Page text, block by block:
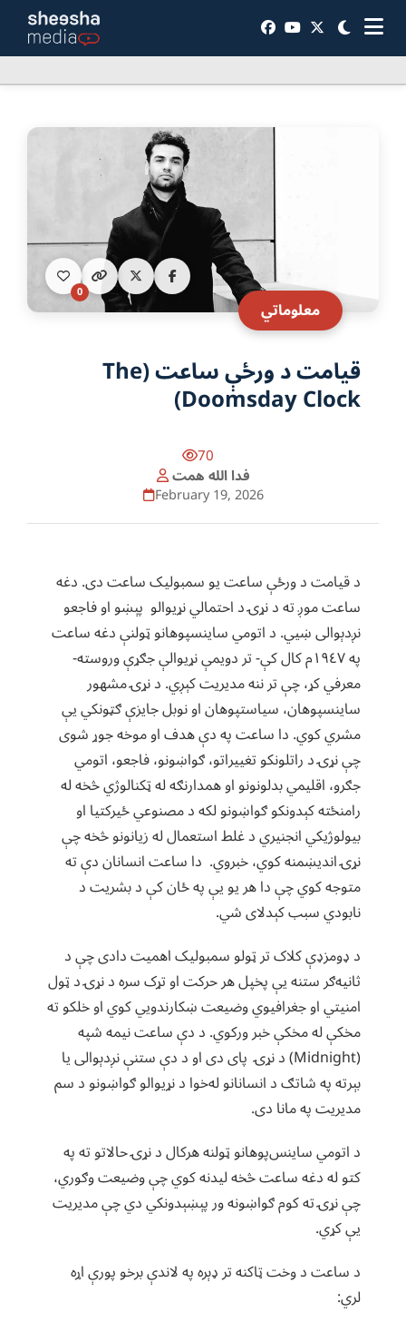
معلوماتي
0
قیامت د ورځې ساعت (The
Doomsday Clock)
70
فدا الله همت
February 19, 2026
د قیامت د ورځې ساعت یو سمبولیک ساعت دی. دغه
ساعت موږ ته د نړۍ د احتمالي نړیوالو پېښو او فاجعو
نږدېوالی ښیي. د اتومي ساینسپوهانو ټولنې دغه ساعت
په ١٩٤٧م کال کې- تر دویمې نړیوالې جګړې وروسته-
معرفي کړ، چې تر ننه مدیریت کېږي. د نړۍ مشهور
ساینسپوهان، سیاستپوهان او نوبل جایزې ګټونکي یې
مشري کوي. دا ساعت په دې هدف او موخه جوړ شوی
چې نړۍ د راتلونکو تغیيراتو، ګواښونو، فاجعو، اتومي
جګرو، اقلیمي بدلونونو او همدارنګه له ټکنالوژي څخه له
رامنځته کېدونکو ګواښونو لکه د مصنوعي ځیرکتیا او
بیولوژیکي انجنیري د غلط استعمال له زیانونو څخه چې
نړۍ اندیښمنه کوي، خبروي. دا ساعت انسانان دې ته
متوجه کوي چې دا هر یو یې په ځان کې د بشریت د
نابودي سبب کېدلای شي.
د ډومزډې کلاک تر ټولو سمبولیک اهمیت دادی چې د
ثانیه‌ګر ستنه يې پخپل هر حرکت او تړک سره د نړۍ د ټول
امنیتي او جغرافیوي وضیعت ښکارندویي کوي او خلکو ته
مخکې له مخکې خبر ورکوي. د دې ساعت نیمه شپه
(Midnight) د نړۍ پای دی او د دې ستنې نږدېوالی یا
بېرته په شاتګ د انسانانو له‌خوا د نړیوالو ګواښونو د سم
مدیریت په مانا دی.
د اتومي ساینس‌پوهانو ټولنه هرکال د نړۍ حالاتو ته په
کتو له دغه ساعت څخه لیدنه کوي چې وضیعت وګوري،
چې نړۍ ته کوم ګواښونه ور پېښېدونکي دي چې مدیریت
یې کړي.
د ساعت د وخت ټاکنه تر ډېره په لاندې برخو پورې اړه
لري: